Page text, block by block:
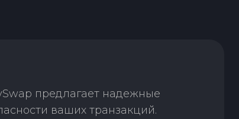
предлагает надежные
ваших транзакций.